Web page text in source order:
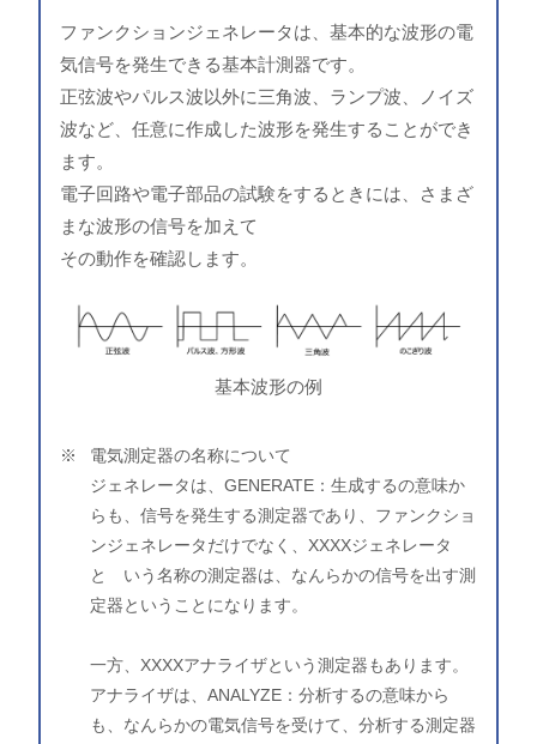
ファンクションジェネレータは、基本的な波形の電
気信号を発生できる基本計測器です。
正弦波やパルス波以外に三角波、ランプ波、ノイズ
波など、任意に作成した波形を発生することができ
ます。
電子回路や電子部品の試験をするときには、さまざ
まな波形の信号を加えて
その動作を確認します。
基本波形の例
電気測定器の名称について
ジェネレータは、GENERATE：生成するの意味か
らも、信号を発生する測定器であり、ファンクショ
ンジェネレータだけでなく、XXXXジェネレータ
と いう名称の測定器は、なんらかの信号を出す測
定器ということになります。
一方、XXXXアナライザという測定器もあります。
アナライザは、ANALYZE：分析するの意味から
も、なんらかの電気信号を受けて、分析する測定器